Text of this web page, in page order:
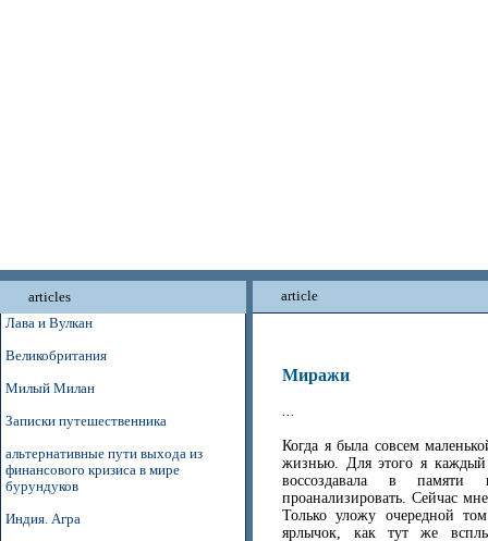
articles
Лава и Вулкан
Великобритания
Милый Милан
Записки путешественника
альтернативные пути выхода из
финансового кризиса в мире
бурундуков
Индия. Агра
article
Миражи
Когда я была совсем
жизнью. Для этого я каждый
воссоздавала в памяти
проанализировать. Сейчас
Только уложу очередной
ярлычок, как тут же